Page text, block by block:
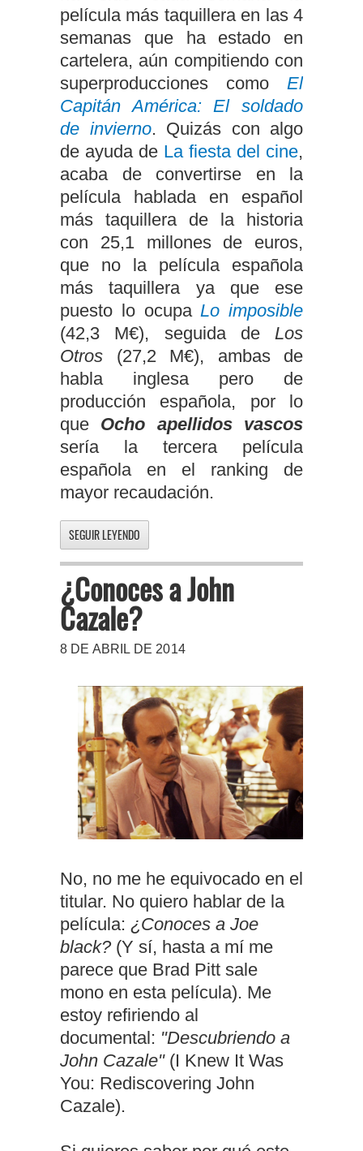
película más taquillera en las 4
semanas que ha estado en
cartelera, aún compitiendo con
superproducciones como El
Capitán América: El soldado
de invierno. Quizás con algo
de ayuda de La fiesta del cine,
acaba de convertirse en la
película hablada en español
más taquillera de la historia
con 25,1 millones de euros,
que no la película española
más taquillera ya que ese
puesto lo ocupa Lo imposible
(42,3 M€), seguida de Los
Otros (27,2 M€), ambas de
habla inglesa pero de
producción española, por lo
que Ocho apellidos vascos
sería la tercera película
española en el ranking de
mayor recaudación.
SEGUIR LEYENDO
¿Conoces a John
Cazale?
8 DE ABRIL DE 2014
No, no me he equivocado en el
titular. No quiero hablar de la
película: ¿Conoces a Joe
black?(Y sí, hasta a mí me
parece que Brad Pitt sale
mono en esta película). Me
estoy refiriendo al
documental: "Descubriendo a
John Cazale"(I Knew It Was
You: Rediscovering John
Cazale).